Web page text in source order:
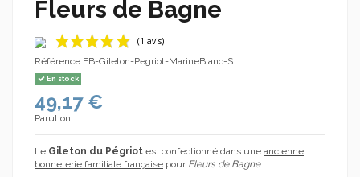
Fleurs de Bagne
Référence FB-Gileton-Pegriot-MarineBlanc-S
En stock
49,17 €
Parution
Le Gileton du Pégriot est confectionné dans une ancienne
bonneterie familiale française pour Fleurs de Bagne.